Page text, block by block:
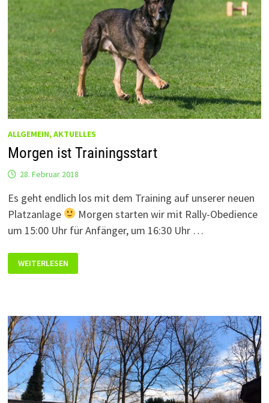
ALLGEMEIN, AKTUELLES
Morgen ist Trainingsstart
28. Februar 2018
Es geht endlich los mit dem Training auf unserer neuen
Platzanlage
Morgen starten wir mit Rally-Obedience
um 15:00 Uhr für Anfänger, um 16:30 Uhr …
IST
TRAININGSSTART
WEITERLESEN